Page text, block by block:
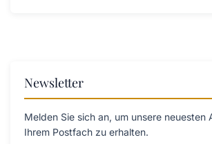
Newsletter
Melden Sie sich an, um unsere neuesten
Ihrem Postfach zu erhalten.